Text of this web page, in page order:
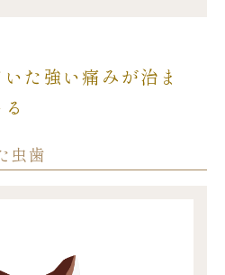
た強い痛みが治ま
虫歯